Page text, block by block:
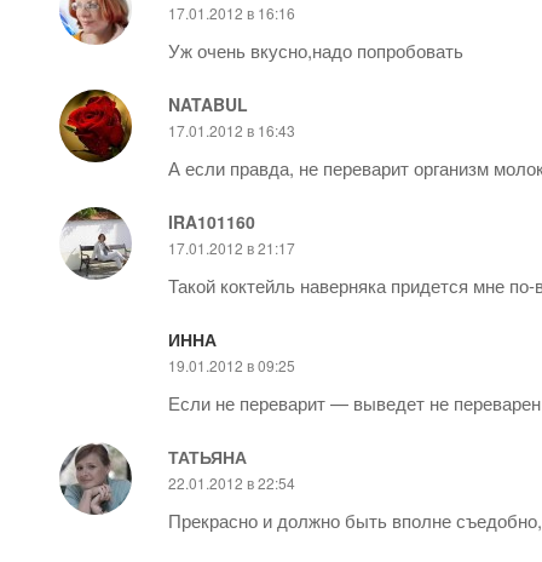
17.01.2012 в 16:16
Уж очень вкусно,надо попробовать
NATABUL
17.01.2012 в 16:43
А если правда, не переварит организм
IRA101160
17.01.2012 в 21:17
Такой коктейль наверняка придется мне
ИННА
19.01.2012 в 09:25
Если не переварит — выведет не
ТАТЬЯНА
22.01.2012 в 22:54
Прекрасно и должно быть вполне